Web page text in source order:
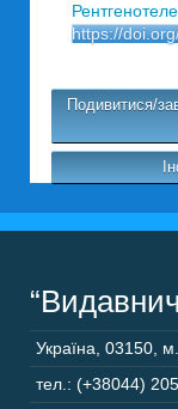
https://
Подивитися/
Україна 03150
тел.: (+38044)